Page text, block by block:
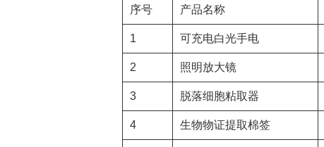
序号 产品名称
1 可充电白光手电
2 照明放大镜
3 脱落细胞粘取器
4 生物物证提取棉签